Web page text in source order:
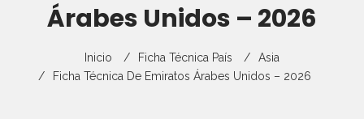
Árabes Unidos – 2026
Inicio Ficha Técnica País
Asia
Ficha Técnica De Emiratos Árabes Unidos – 2026